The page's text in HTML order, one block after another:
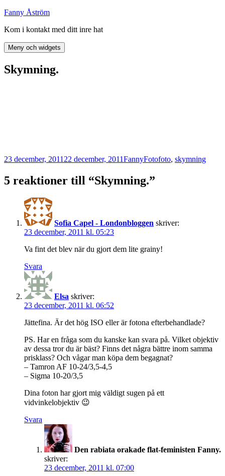
Hoppa
innehåll
Fanny Åström
Kom i kontakt med ditt inre hat
Meny och widgets
Skymning.
Postat
23 december, 2011 22 december, 2011Författare
FannyKategorier
FotoTaggar
foto, skymning
5 reaktioner till “Skymning.”
Sofia Capel - Londonbloggen skriver:
23 december, 2011 kl. 05:23
Va fint det blev när du gjort dem lite grainy!
Svara
Elsa skriver:
23 december, 2011 kl. 06:52
Jättefina. Är det hög ISO eller är fotona efterbehandlade?
PS. Har en fråga som du kanske kan svara på. Vilket objektiv
av dessa tror du är bäst? Finns det några bättre inom samma
prisklass? Och vågar man köpa dem begagnat?
– Tamron AF 10-24/3,5-4,5
– Sigma 10-20/3,5
Dina foton har gjort mig väldigt sugen på ett
vidvinkelobjektiv 😉
Svara
Den rabiata orakade flat-feministen Fanny.
skriver:
23 december, 2011 kl. 07:00